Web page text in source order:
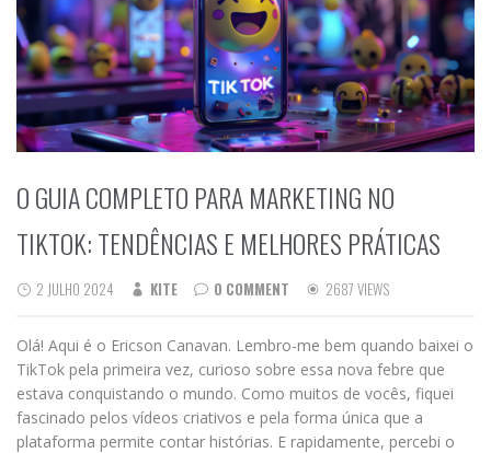
O GUIA COMPLETO PARA MARKETING NO
TIKTOK: TENDÊNCIAS E MELHORES PRÁTICAS
2 JULHO 2024 KITE 0 COMMENT 2687 VIEWS
Olá! Aqui é o Ericson Canavan. Lembro-me bem quando baixei o
TikTok pela primeira vez, curioso sobre essa nova febre que
estava conquistando o mundo. Como muitos de vocês, fiquei
fascinado pelos vídeos criativos e pela forma única que a
plataforma permite contar histórias. E rapidamente, percebi o